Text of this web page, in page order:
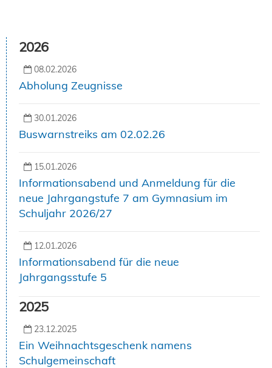
2026
08.02.2026
Abholung Zeugnisse
30.01.2026
Buswarnstreiks am 02.02.26
15.01.2026
Informationsabend und Anmeldung für die
neue Jahrgangstufe 7 am Gymnasium im
Schuljahr 2026/27
12.01.2026
Informationsabend für die neue
Jahrgangsstufe 5
2025
23.12.2025
Ein Weihnachtsgeschenk namens
Schulgemeinschaft